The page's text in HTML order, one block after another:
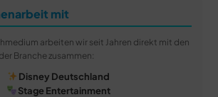
mit
arbeiten wir seit Jahren direkt mit den
Branche zusammen:
Disney Deutschland
Stage Entertainment